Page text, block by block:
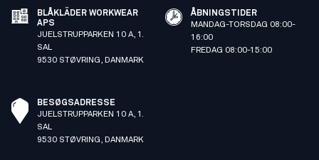
BLÅKLÄDER WORKWEAR
APS
JUELSTRUPPARKEN 10 A, 1.
SAL
9530 STØVRING, DANMARK
ÅBNINGSTIDER
MANDAG-TORSDAG 08:00-
16:00
FREDAG 08:00-15:00
BESØGSADRESSE
JUELSTRUPPARKEN 10 A, 1.
SAL
9530 STØVRING, DANMARK